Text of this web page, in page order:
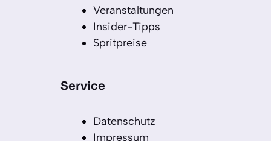
Veranstaltungen
Insider-Tipps
Spritpreise
Service
Datenschutz
Impressum